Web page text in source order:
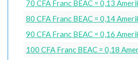
70 CFA Franc BEAC = 0,13
80 CFA Franc BEAC = 0,14
90 CFA Franc BEAC = 0,16
100 CFA Franc BEAC = 0,18